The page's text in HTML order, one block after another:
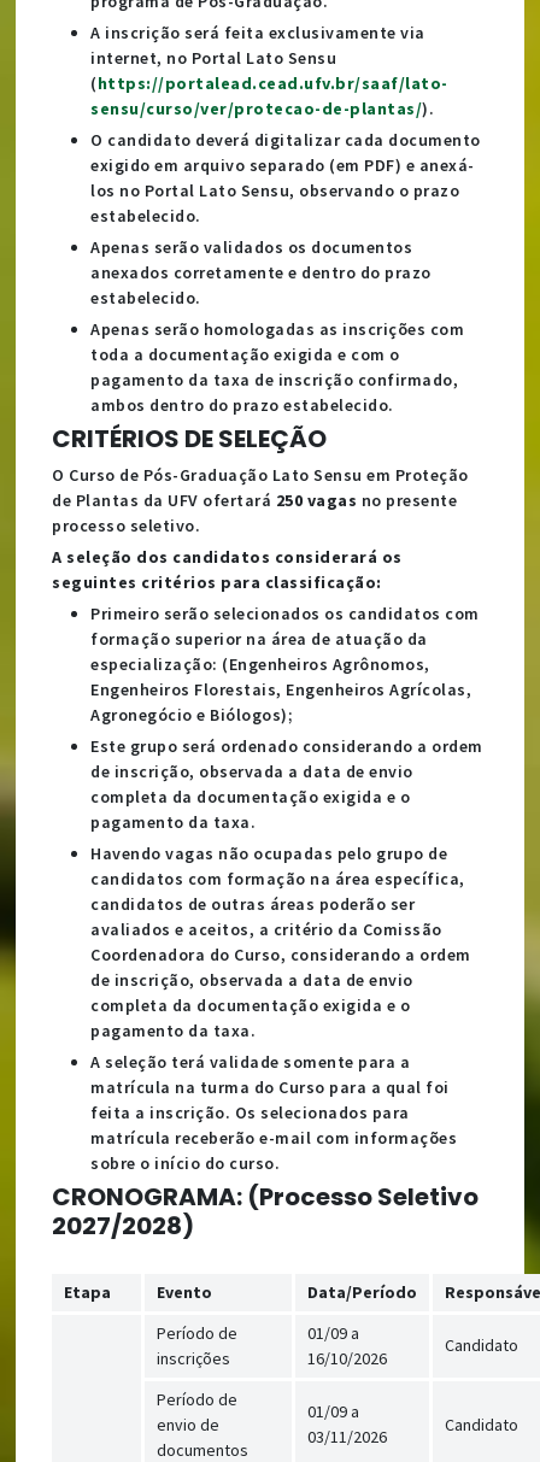
A inscrição será feita exclusivamente via
internet, no Portal Lato Sensu
(https://portalead.cead.ufv.br/saaf/lato-
sensu/curso/ver/protecao-de-plantas/).
O candidato deverá digitalizar cada documento
exigido em arquivo separado (em PDF) e anexá-
los no Portal Lato Sensu, observando o prazo
estabelecido.
Apenas serão validados os documentos
anexados corretamente e dentro do prazo
estabelecido.
Apenas serão homologadas as inscrições com
toda a documentação exigida e com o
pagamento da taxa de inscrição confirmado,
ambos dentro do prazo estabelecido.
CRITÉRIOS DE SELEÇÃO
O Curso de Pós-Graduação Lato Sensu em Proteção
de Plantas da UFV ofertará 250 vagas no presente
processo seletivo.
A seleção dos candidatos considerará os
seguintes critérios para classificação:
Primeiro serão selecionados os candidatos com
formação superior na área de atuação da
especialização: (Engenheiros Agrônomos,
Engenheiros Florestais, Engenheiros Agrícolas,
Agronegócio e Biólogos);
Este grupo será ordenado considerando a ordem
de inscrição, observada a data de envio
completa da documentação exigida e o
pagamento da taxa.
Havendo vagas não ocupadas pelo grupo de
candidatos com formação na área específica,
candidatos de outras áreas poderão ser
avaliados e aceitos, a critério da Comissão
Coordenadora do Curso, considerando a ordem
de inscrição, observada a data de envio
completa da documentação exigida e o
pagamento da taxa.
A seleção terá validade somente para a
matrícula na turma do Curso para a qual foi
feita a inscrição. Os selecionados para
matrícula receberão e-mail com informações
sobre o início do curso.
CRONOGRAMA: (Processo Seletivo
2027/2028)
Etapa Evento Data/Período
Período de
inscrições
01/09 a
16/10/2026
Candidato
Período de
envio de
documentos
01/09 a
03/11/2026
Candidato